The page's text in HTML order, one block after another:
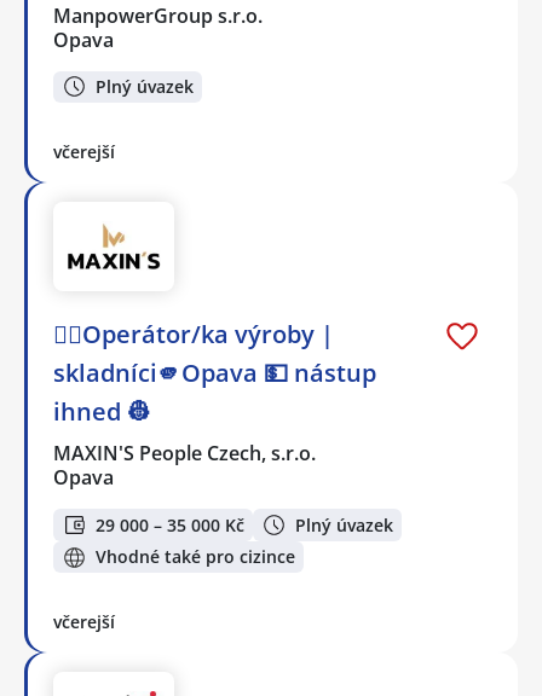
ManpowerGroup s.r.o.
Opava
Plný úvazek
včerejší
👷‍♂️Operátor/ka výroby |
skladníci🫵Opava 💵 nástup
ihned 👷
MAXIN'S People Czech, s.r.o.
Opava
29 000 – 35 000 Kč
Plný úvazek
Vhodné také pro cizince
včerejší